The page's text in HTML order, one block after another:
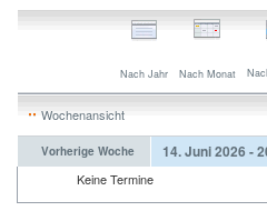
Nach Jahr Nach Monat
Wochenansicht
Vorherige Woche 14. Juni 2026 -
Keine Termine